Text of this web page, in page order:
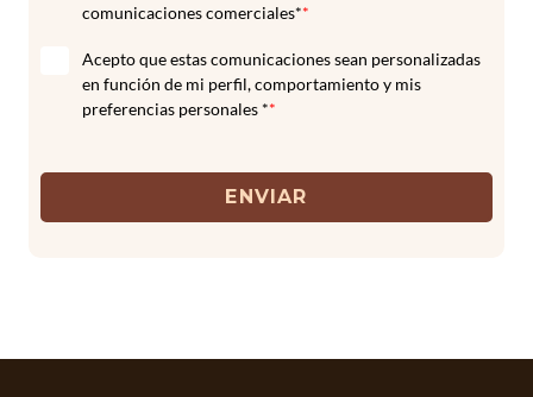
comunicaciones comerciales**
Acepto que estas comunicaciones sean personalizadas
en función de mi perfil, comportamiento y mis
preferencias personales **
ENVIAR